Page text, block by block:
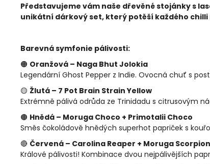
Představujeme vám naše dřevěné stojánky s
unikátní dárkový set, který potěší každého
Barevná symfonie pálivosti:
🟠 Oranžová – Naga Bhut Jolokia
Legendární Ghost Pepper z Indie. Ovocná chuť s
🟡 Žlutá – 7 Pot Brain Strain Yellow
Extrémně pálivá odrůda ze Trinidadu s citrusovým
🟤 Hnědá – Moruga Choco + Primotalii Choco
Směs čokoládově hnědých superhot papriček s
🔴 Červená – Carolina Reaper + Moruga Scorpion
Králové pálivosti! Kombinace dvou nejpálivějších